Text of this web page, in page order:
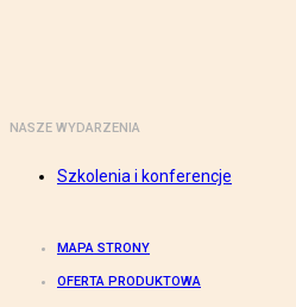
NASZE WYDARZENIA
Szkolenia i konferencje
MAPA STRONY
OFERTA PRODUKTOWA